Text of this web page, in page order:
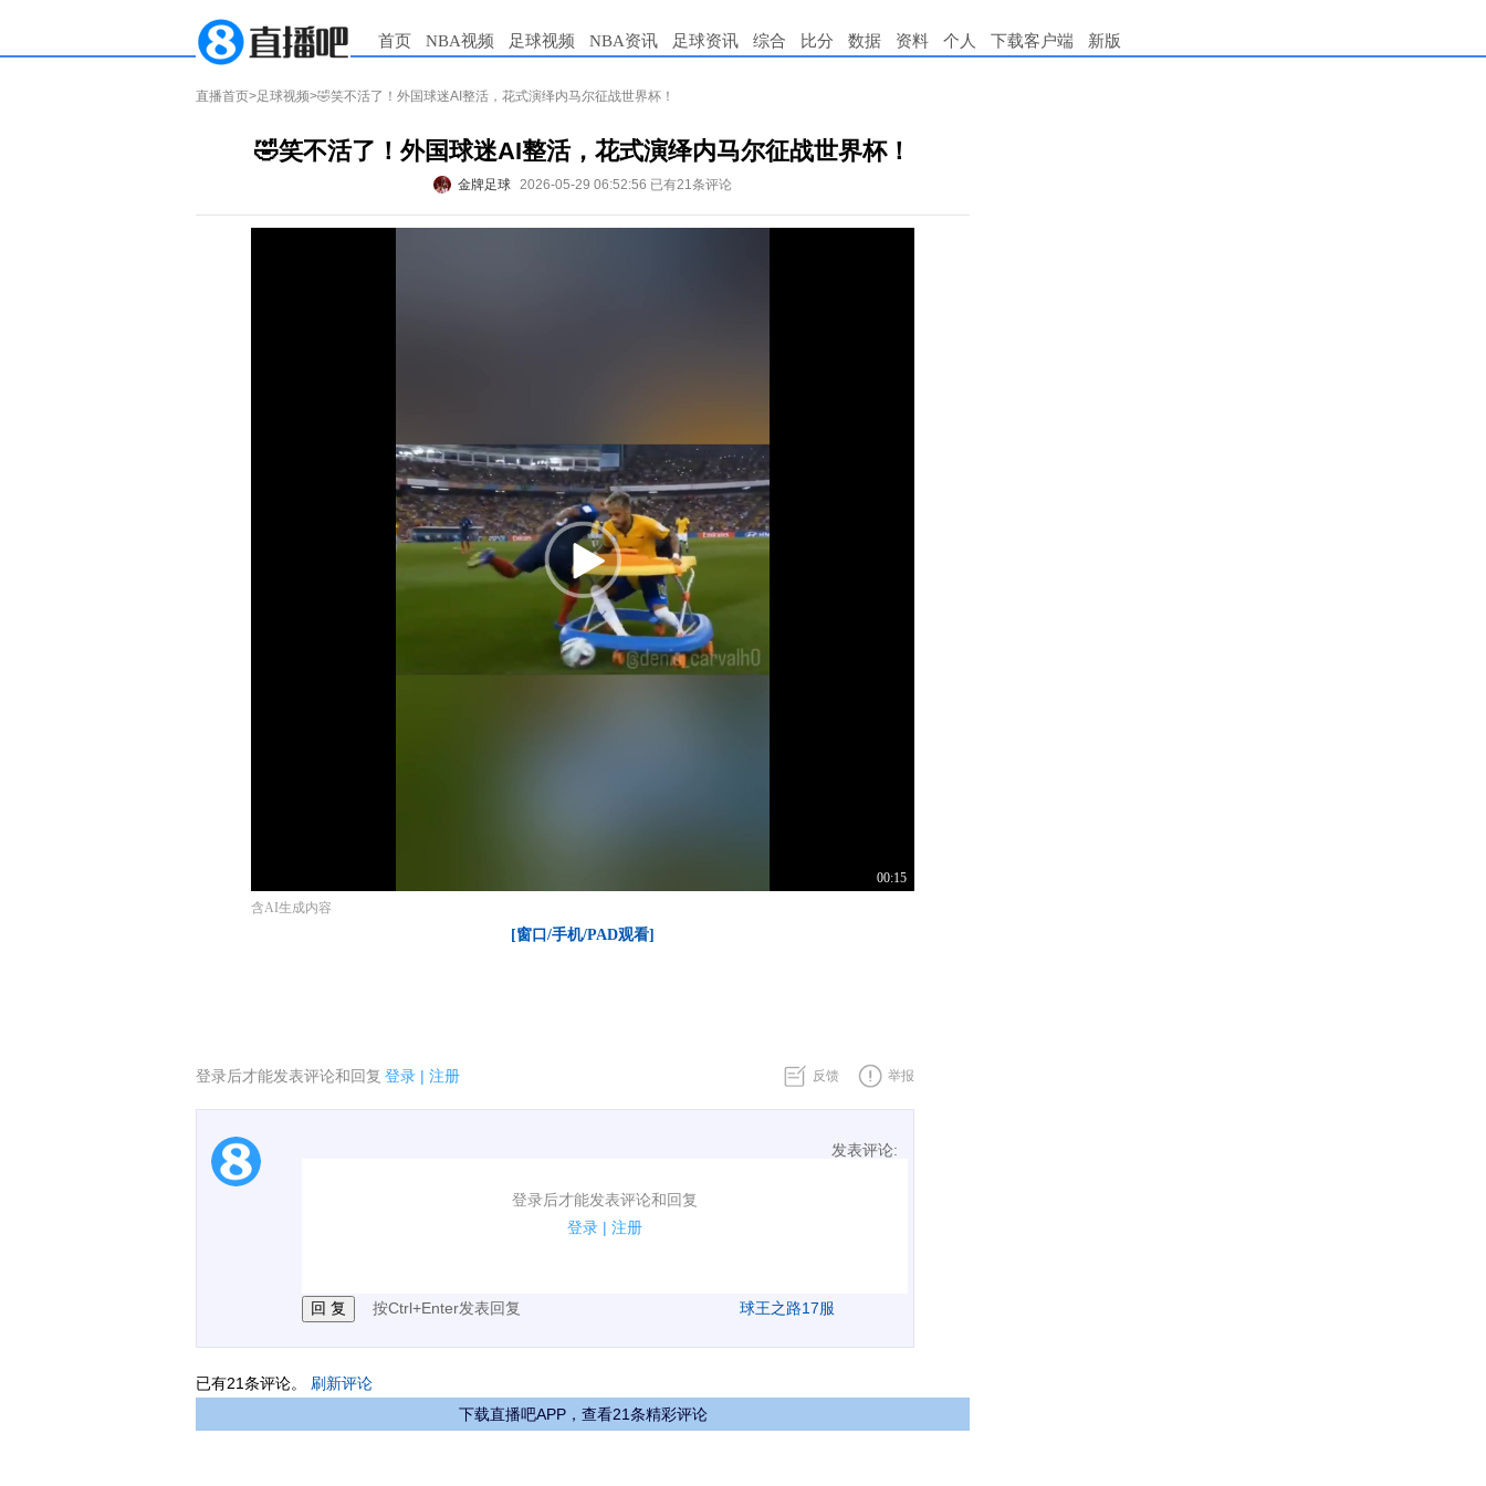
首页 NBA视频 足球视频 NBA资讯 足球资讯 综合 比分 数据 资料 个人 下载客户端 新版
直播首页>足球视频>🤣笑不活了！外国球迷AI整活，花式演绎内马尔征战世界杯！
🤣笑不活了！外国球迷AI整活，花式演绎内马尔征战世界杯！
金牌足球 2026-05-29 06:52:56 已有21条评论
00:15
含AI生成内容
[窗口/手机/PAD观看]
登录后才能发表评论和回复 登录 | 注册 反馈 举报
发表评论:
登录后才能发表评论和回复
登录 | 注册
1.电脑端新用户可以发表评论了！
按Ctrl+Enter发表回复 球王之路17服
已有21条评论。 刷新评论
下载直播吧APP，查看21条精彩评论